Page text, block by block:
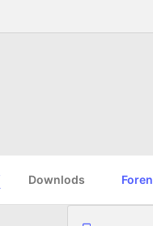
Downlods Foren